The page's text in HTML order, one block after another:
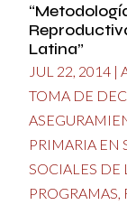
Latina”
JUL 22, 2014 |
TOMA DE
PRIMARIA EN
SOCIALES DE
PROGRAMAS